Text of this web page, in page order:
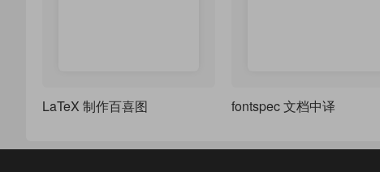
LaTeX 制作百喜图 fontspec 文档中译